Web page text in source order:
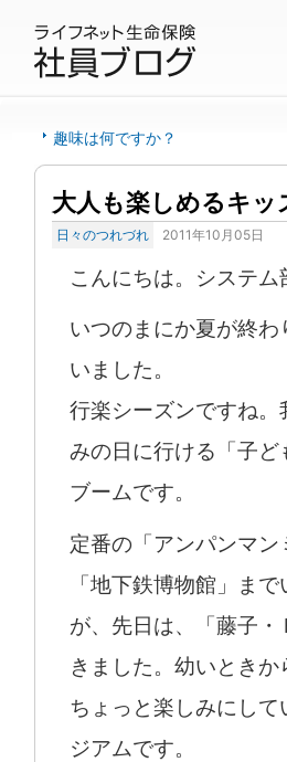
趣味は何ですか？
大人も楽しめるキッ
日々のつれづれ 2011年10月05日
こんにちは。システム
いつのまにか夏が終
いました。
行楽シーズンですね
みの日に行ける「子
ブームです。
定番の「アンパンマ
「地下鉄博物館」ま
が、先日は、「藤子
きました。幼いとき
ちょっと楽しみにし
ジアムです。